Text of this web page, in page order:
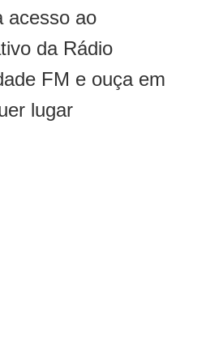
acesso ao
da Rádio
FM e ouça em
lugar